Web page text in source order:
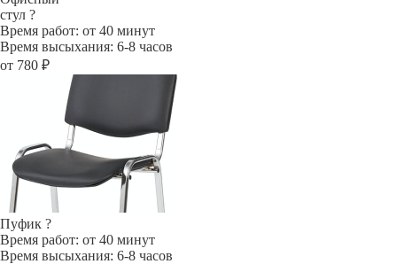
стул ?
Время работ: от 40 минут
Время высыхания: 6-8 часов
от 780 ₽
Пуфик ?
Время работ: от 40 минут
Время высыхания: 6-8 часов